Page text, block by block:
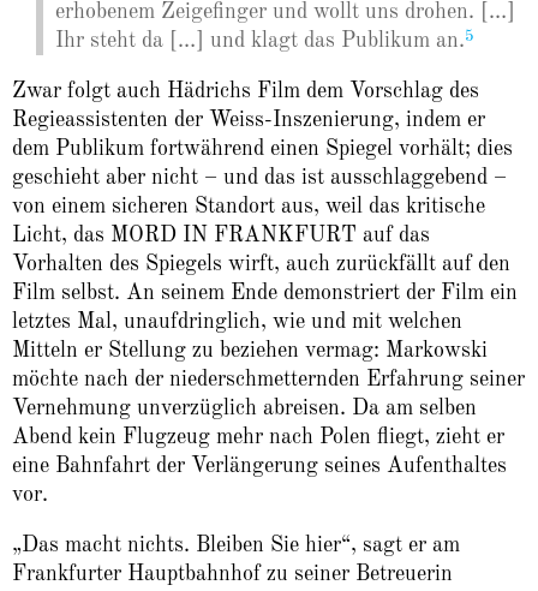
erhobenem Zeigefinger und wollt uns drohen. […]
Ihr steht da […] und klagt das Publikum an.5
Zwar folgt auch Hädrichs Film dem Vorschlag des
Regieassistenten der Weiss-Inszenierung, indem er
dem Publikum fortwährend einen Spiegel vorhält; dies
geschieht aber nicht – und das ist ausschlaggebend –
von einem sicheren Standort aus, weil das kritische
Licht, das MORD IN FRANKFURT auf das
Vorhalten des Spiegels wirft, auch zurückfällt auf den
Film selbst. An seinem Ende demonstriert der Film ein
letztes Mal, unaufdringlich, wie und mit welchen
Mitteln er Stellung zu beziehen vermag: Markowski
möchte nach der niederschmetternden Erfahrung seiner
Vernehmung unverzüglich abreisen. Da am selben
Abend kein Flugzeug mehr nach Polen fliegt, zieht er
eine Bahnfahrt der Verlängerung seines Aufenthaltes
vor.
„Das macht nichts. Bleiben Sie hier“, sagt er am
Frankfurter Hauptbahnhof zu seiner Betreuerin